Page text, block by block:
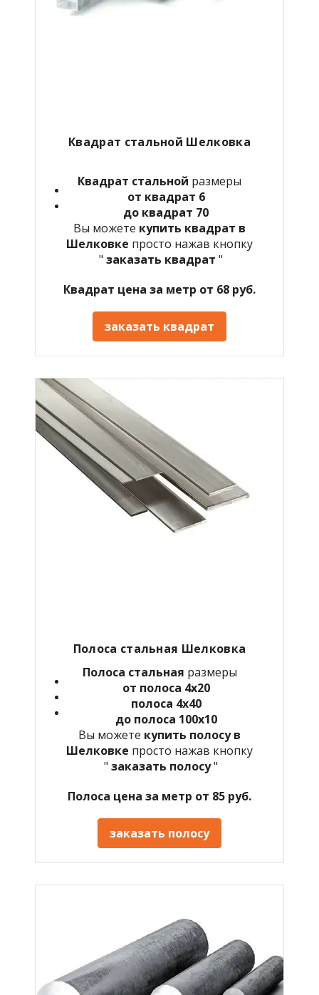
Квадрат стальной Шелковка
Квадрат стальной размеры
от квадрат 6
до квадрат 70
Вы можете купить квадрат в
Шелковке просто нажав кнопку
" заказать квадрат "
Квадрат цена за метр от 68 руб.
заказать квадрат
Полоса стальная Шелковка
Полоса стальная размеры
от полоса 4х20
полоса 4х40
до полоса 100х10
Вы можете купить полосу в
Шелковке просто нажав кнопку
" заказать полосу"
Полоса цена за метр от 85 руб.
заказать полосу